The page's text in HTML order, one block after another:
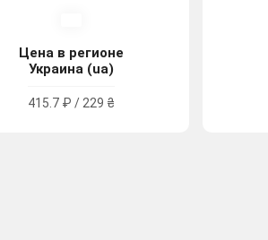
Цена в регионе
Украина (ua)
415.7 ₽ / 229 ₴